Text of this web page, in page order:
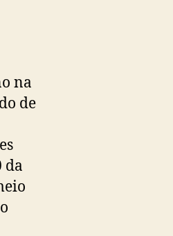
na
de
da